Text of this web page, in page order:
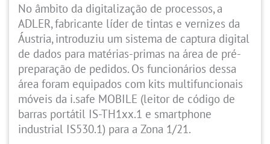
No âmbito da digitalização de processos, a
ADLER, fabricante líder de tintas e vernizes da
Áustria, introduziu um sistema de captura digital
de dados para matérias-primas na área de pré-
preparação de pedidos. Os funcionários dessa
área foram equipados com kits multifuncionais
móveis da i.safe MOBILE (leitor de código de
barras portátil IS-TH1xx.1 e smartphone
industrial IS530.1) para a Zona 1/21.